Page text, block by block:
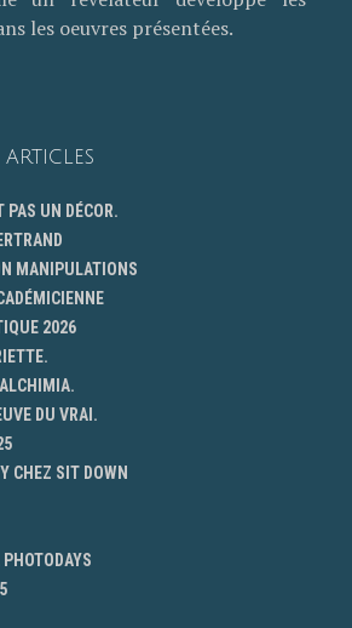
les oeuvres présentées.
PAS UN DÉCOR.
MANIPULATIONS
2026
DU VRAI.
CHEZ SIT DOWN